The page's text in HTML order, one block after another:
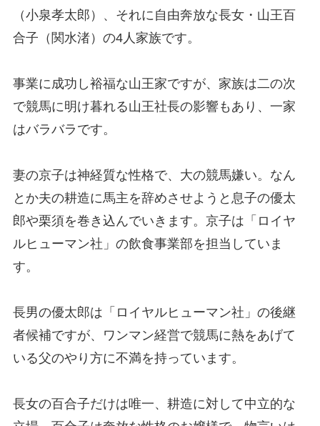
（小泉孝太郎）、それに自由奔放な長女・山王百
合子（関水渚）の4人家族です。
事業に成功し裕福な山王家ですが、家族は二の次
で競馬に明け暮れる山王社長の影響もあり、一家
はバラバラです。
妻の京子は神経質な性格で、大の競馬嫌い。なん
とか夫の耕造に馬主を辞めさせようと息子の優太
郎や栗須を巻き込んでいきます。京子は「ロイヤ
ルヒューマン社」の飲食事業部を担当していま
す。
長男の優太郎は「ロイヤルヒューマン社」の後継
者候補ですが、ワンマン経営で競馬に熱をあげて
いる父のやり方に不満を持っています。
長女の百合子だけは唯一、耕造に対して中立的な